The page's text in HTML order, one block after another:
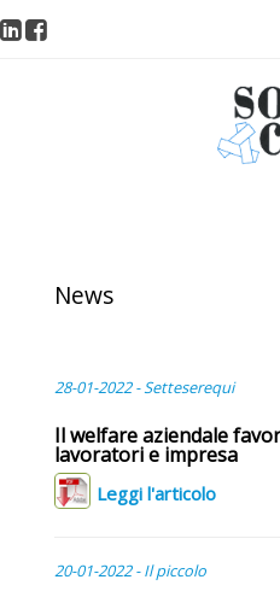
News
28-01-2022 - Setteserequi
Il welfare aziendale
lavoratori e impresa
Leggi l'articolo
20-01-2022 - Il piccolo